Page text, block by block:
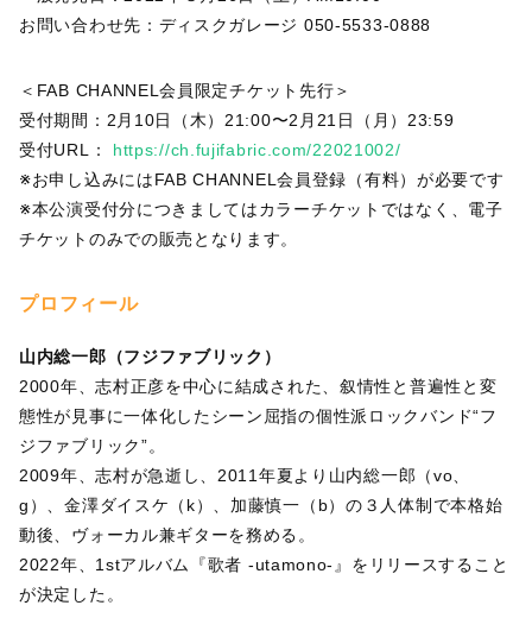
お問い合わせ先：ディスクガレージ 050-5533-0888
＜FAB CHANNEL会員限定チケット先行＞
受付期間：2月10日（木）21:00〜2月21日（月）23:59
受付URL： https://ch.fujifabric.com/22021002/
※お申し込みにはFAB CHANNEL会員登録（有料）が必要です
※本公演受付分につきましてはカラーチケットではなく、電子
チケットのみでの販売となります。
プロフィール
山内総一郎（フジファブリック）
2000年、志村正彦を中心に結成された、叙情性と普遍性と変
態性が見事に一体化したシーン屈指の個性派ロックバンド“フ
ジファブリック”。
2009年、志村が急逝し、2011年夏より山内総一郎（vo、
g）、金澤ダイスケ（k）、加藤慎一（b）の３人体制で本格始
動後、ヴォーカル兼ギターを務める。
2022年、1stアルバム『歌者 -utamono-』をリリースすること
が決定した。